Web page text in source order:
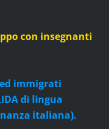
con insegnanti
immigrati
di lingua
italiana).